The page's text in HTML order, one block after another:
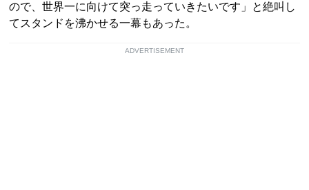
ので、世界一に向けて突っ走っていきたいです」と絶叫し
てスタンドを沸かせる一幕もあった。
ADVERTISEMENT